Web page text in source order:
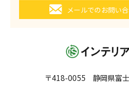
メールでのお問い
〒418-0055 静岡県富